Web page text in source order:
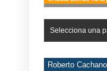
Selecciona una
Roberto